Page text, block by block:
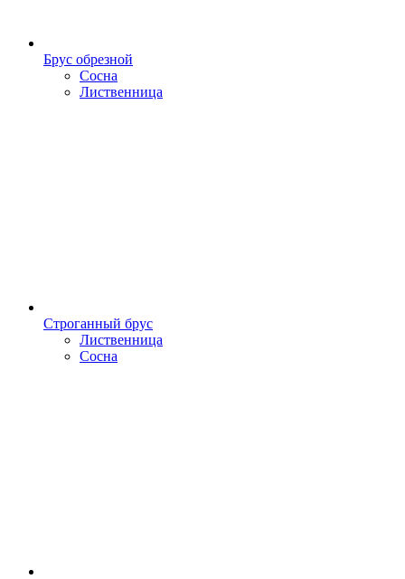
Брус обрезной
Сосна
Лиственница
Строганный брус
Лиственница
Сосна